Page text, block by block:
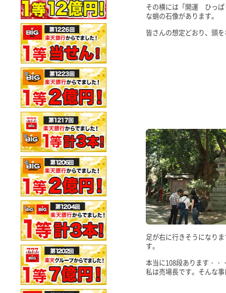
その横には「開運 ひっぱ
な蛸の石像があります。
皆さんの想定どおり、頭
足が右に行きそうになり
す。
本当に108段あります・・
私は売場長です。そんな